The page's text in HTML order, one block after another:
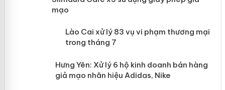
mạo
Lào Cai xử lý 83 vụ vi phạm thương
mại trong tháng 7